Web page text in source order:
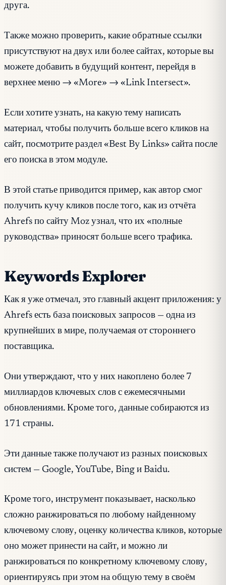
друга.
Также можно проверить, какие обратные ссылки
присутствуют на двух или более сайтах, которые вы
можете добавить в будущий контент, перейдя в
верхнее меню → «More» → «Link Intersect».
Если хотите узнать, на какую тему написать
материал, чтобы получить больше всего кликов на
сайт, посмотрите раздел «Best By Links» сайта после
его поиска в этом модуле.
В этой статье приводится пример, как автор смог
получить кучу кликов после того, как из отчёта
Ahrefs по сайту Moz узнал, что их «полные
руководства» приносят больше всего трафика.
Keywords Explorer
Как я уже отмечал, это главный акцент приложения: у
Ahrefs есть база поисковых запросов — одна из
крупнейших в мире, получаемая от стороннего
поставщика.
Они утверждают, что у них накоплено более 7
миллиардов ключевых слов с ежемесячными
обновлениями. Кроме того, данные собираются из
171 страны.
Эти данные также получают из разных поисковых
систем — Google, YouTube, Bing и Baidu.
Кроме того, инструмент показывает, насколько
сложно ранжироваться по любому найденному
ключевому слову, оценку количества кликов, которые
оно может принести на сайт, и можно ли
ранжироваться по конкретному ключевому слову,
ориентируясь при этом на общую тему в своём